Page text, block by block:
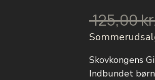
125,00
Skovkongens
Indbundet